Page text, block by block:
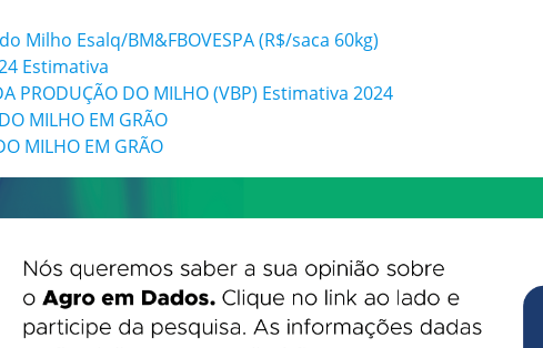
Milho Esalq/BM&FBOVESPA (R$/saca 60kg)
Estimativa
PRODUÇÃO DO MILHO (VBP) Estimativa 2024
MILHO EM GRÃO
MILHO EM GRÃO